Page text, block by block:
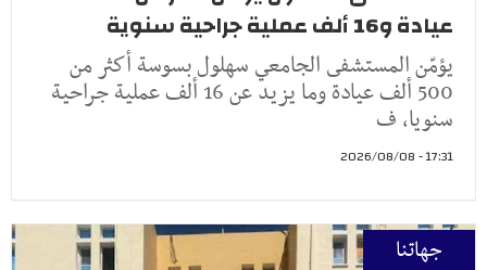
عيادة و16 ألف عملية جراحية سنوية
يؤمّن المستشفى الجامعي سهلول بسوسة أكثر من
500 ألف عيادة وما يزيد عن 16 ألف عملية جراحية
سنويا، ف
17:31 - 2026/08/08
جهاتنا